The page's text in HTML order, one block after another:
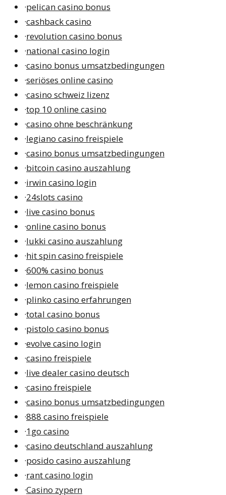
·pelican casino bonus
·cashback casino
·revolution casino bonus
·national casino login
·casino bonus umsatzbedingungen
·seriöses online casino
·casino schweiz lizenz
·top 10 online casino
·casino ohne beschränkung
·legiano casino freispiele
·casino bonus umsatzbedingungen
·bitcoin casino auszahlung
·irwin casino login
·24slots casino
·live casino bonus
·online casino bonus
·lukki casino auszahlung
·hit spin casino freispiele
·600% casino bonus
·lemon casino freispiele
·plinko casino erfahrungen
·total casino bonus
·pistolo casino bonus
·evolve casino login
·casino freispiele
·live dealer casino deutsch
·casino freispiele
·casino bonus umsatzbedingungen
·888 casino freispiele
·1go casino
·casino deutschland auszahlung
·posido casino auszahlung
·rant casino login
·Casino zypern